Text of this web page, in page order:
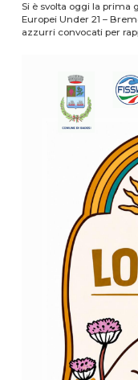
Si è svolta oggi la
Europei Under 21 –
azzurri convocati per